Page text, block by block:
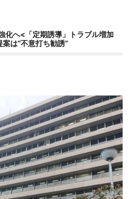
化へ<「定期誘導」トラブル増加
は“不意打ち勧誘”